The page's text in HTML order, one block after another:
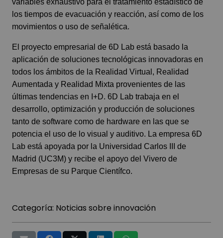
los tiempos de evacuación y reacción, así como de los
movimientos o uso de señalética.
El proyecto empresarial de 6D Lab está basado la
aplicación de soluciones tecnológicas innovadoras en
todos los ámbitos de la Realidad Virtual, Realidad
Aumentada y Realidad Mixta provenientes de las
últimas tendencias en I+D. 6D Lab trabaja en el
desarrollo, optimización y producción de soluciones
tanto de software como de hardware en las que se
potencia el uso de lo visual y auditivo. La empresa 6D
Lab está apoyada por la Universidad Carlos III de
Madrid (UC3M) y recibe el apoyo del Vivero de
Empresas de su Parque Científco.
Categoría: Noticias sobre innovación